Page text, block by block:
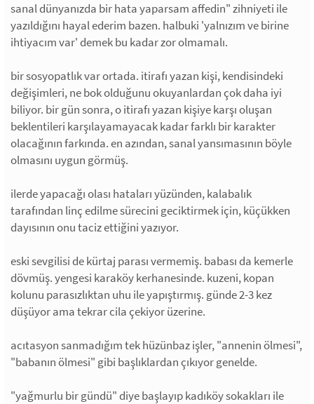
sanal dünyanızda bir hata yaparsam affedin" zihniyeti ile
yazıldığını hayal ederim bazen. halbuki 'yalnızım ve birine
ihtiyacım var' demek bu kadar zor olmamalı.
bir sosyopatlık var ortada. itirafı yazan kişi, kendisindeki
değişimleri, ne bok olduğunu okuyanlardan çok daha iyi
biliyor. bir gün sonra, o itirafı yazan kişiye karşı oluşan
beklentileri karşılayamayacak kadar farklı bir karakter
olacağının farkında. en azından, sanal yansımasının böyle
olmasını uygun görmüş.
ilerde yapacağı olası hataları yüzünden, kalabalık
tarafından linç edilme sürecini geciktirmek için, küçükken
dayısının onu taciz ettiğini yazıyor.
eski sevgilisi de kürtaj parası vermemiş. babası da kemerle
dövmüş. yengesi karaköy kerhanesinde. kuzeni, kopan
kolunu parasızlıktan uhu ile yapıştırmış. günde 2-3 kez
düşüyor ama tekrar cila çekiyor üzerine.
acıtasyon sanmadığım tek hüzünbaz işler, "annenin ölmesi",
"babanın ölmesi" gibi başlıklardan çıkıyor genelde.
"yağmurlu bir gündü" diye başlayıp kadıköy sokakları ile